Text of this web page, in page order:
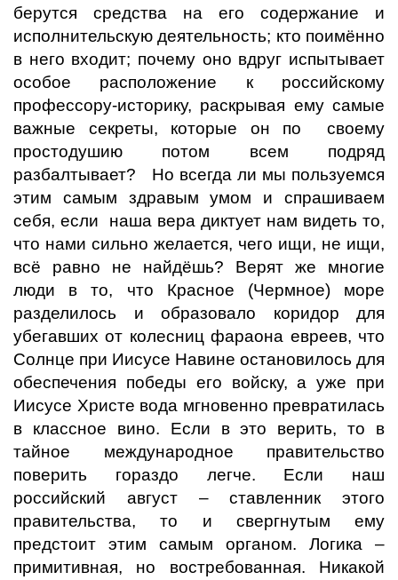
берутся средства на его содержание и
исполнительскую деятельность; кто поимённо
в него входит; почему оно вдруг испытывает
особое расположение к российскому
профессору-историку, раскрывая ему самые
важные секреты, которые он по своему
простодушию потом всем подряд
разбалтывает? Но всегда ли мы пользуемся
этим самым здравым умом и спрашиваем
себя, если наша вера диктует нам видеть то,
что нами сильно желается, чего ищи, не ищи,
всё равно не найдёшь? Верят же многие
люди в то, что Красное (Чермное) море
разделилось и образовало коридор для
убегавших от колесниц фараона евреев, что
Солнце при Иисусе Навине остановилось для
обеспечения победы его войску, а уже при
Иисусе Христе вода мгновенно превратилась
в классное вино. Если в это верить, то в
тайное международное правительство
поверить гораздо легче. Если наш
российский август – ставленник этого
правительства, то и свергнутым ему
предстоит этим самым органом. Логика –
примитивная, но востребованная. Никакой